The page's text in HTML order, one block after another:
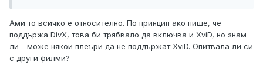
Ами то всичко е относително. По принцип ако пише, че
поддържа DivX, това би трябвало да включва и XviD, но знам
ли - може някои плеъри да не поддържат XviD. Опитвала ли си
с други филми?